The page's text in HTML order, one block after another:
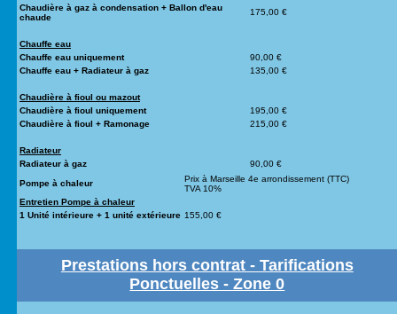
Chaudière à gaz à condensation + Ballon d'eau
chaude
175,00 €
Chauffe eau
Chauffe eau uniquement
90,00 €
Chauffe eau + Radiateur à gaz
135,00 €
Chaudière à fioul ou mazout
Chaudière à fioul uniquement
195,00 €
Chaudière à fioul + Ramonage
215,00 €
Radiateur
Radiateur à gaz
90,00 €
Pompe à chaleur
Prix à Marseille 4e arrondissement (TTC)
TVA 10%
Entretien Pompe à chaleur
1 Unité intérieure + 1 unité extérieure 155,00 €
Prestations hors contrat - Tarifications
Ponctuelles - Zone 0